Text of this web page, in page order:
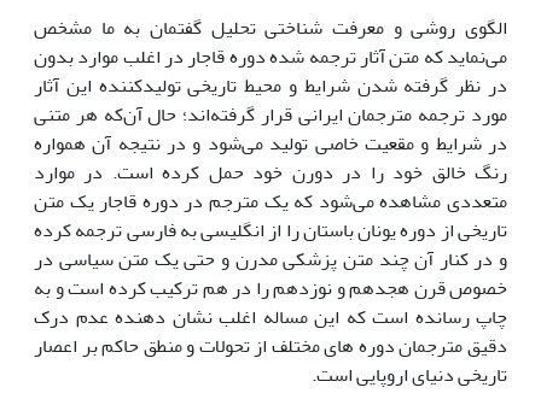
الگوی روشی و معرفت شناختی تحلیل گفتمان به ما مشخص
می‌نماید که متن آثار ترجمه شده دوره قاجار در اغلب موارد بدون
در نظر گرفته شدن شرایط و محیط تاریخی تولیدکننده این آثار
مورد ترجمه مترجمان ایرانی قرار گرفته‌اند؛ حال آن‌که هر متنی
در شرایط و مقعیت خاصی تولید می‌شود و در نتیجه آن همواره
رنگ خالق خود را در دورن خود حمل کرده است. در موارد
متعددی مشاهده می‌شود که یک مترجم در دوره قاجار یک متن
تاریخی از دوره یونان باستان را از انگلیسی به فارسی ترجمه کرده
و در کنار آن چند متن پزشکی مدرن و حتی یک متن سیاسی در
خصوص قرن هجدهم و نوزدهم را در هم ترکیب کرده است و به
چاپ رسانده است که این مساله اغلب نشان دهنده عدم درک
دقیق مترجمان دوره های مختلف از تحولات و منطق حاکم بر اعصار
تاریخی دنیای اروپایی است.